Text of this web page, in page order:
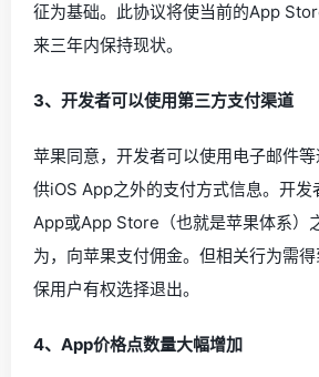
征为基础。此协议将使当前的App
来三年内保持现状。
3、开发者可以使用第三方支付渠道
苹果同意，开发者可以使用电子邮件
供iOS App之外的支付方式信息。开发
App或App Store（也就是苹果体系）
为，向苹果支付佣金。但相关行为需
保用户有权选择退出。
4、App价格点数量大幅增加